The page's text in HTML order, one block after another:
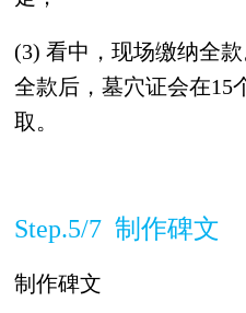
(3) 看中，现场缴纳全
全款后，墓穴证会在15
取。
Step.5/7 制作碑文
制作碑文